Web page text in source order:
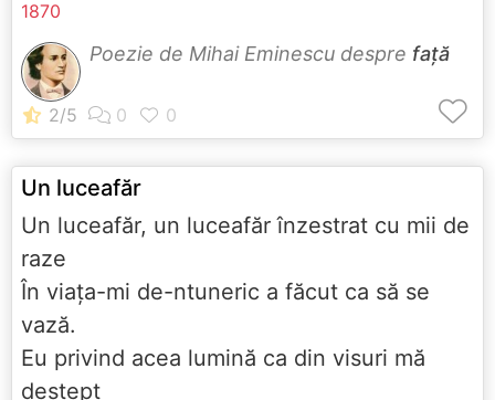
1870
Poezie de Mihai Eminescu despre față
Un luceafăr
Un luceafăr, un luceafăr înzestrat cu mii de
raze
În viaţa-mi de-ntuneric a făcut ca să se
vază.
Eu privind acea lumină ca din visuri mă
deştept